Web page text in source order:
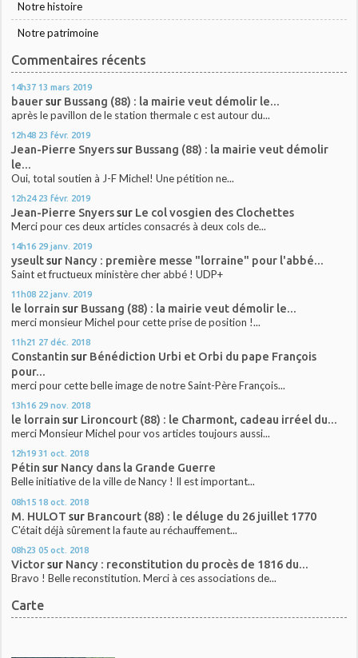
Notre histoire
Notre patrimoine
Commentaires récents
14h37 13 mars 2019
bauersur Bussang (88) : la mairie veut démolir le...
après le pavillon de le station thermale c est autour du...
12h48 23 févr. 2019
Jean-Pierre Snyerssur Bussang (88) : la mairie veut démolir
le...
Oui, total soutien à J-F Michel! Une pétition ne...
12h24 23 févr. 2019
Jean-Pierre Snyerssur Le col vosgien des Clochettes
Merci pour ces deux articles consacrés à deux cols de...
14h16 29 janv. 2019
yseultsur Nancy : première messe "lorraine" pour l'abbé...
Saint et fructueux ministère cher abbé ! UDP+
11h08 22 janv. 2019
le lorrain sur Bussang (88) : la mairie veut démolir le...
merci monsieur Michel pour cette prise de position !...
11h21 27 déc. 2018
Constantin sur Bénédiction Urbi et Orbi du pape François
pour...
merci pour cette belle image de notre Saint-Père François...
13h16 29 nov. 2018
le lorrain sur Lironcourt (88) : le Charmont, cadeau irréel du...
merci Monsieur Michel pour vos articles toujours aussi...
12h19 31 oct. 2018
Pétin sur Nancy dans la Grande Guerre
Belle initiative de la ville de Nancy ! Il est important...
08h15 18 oct. 2018
M. HULOT sur Brancourt (88) : le déluge du 26 juillet 1770
C'était déjà sûrement la faute au réchauffement...
08h23 05 oct. 2018
Victorsur Nancy : reconstitution du procès de 1816 du...
Bravo ! Belle reconstitution. Merci à ces associations de...
Carte